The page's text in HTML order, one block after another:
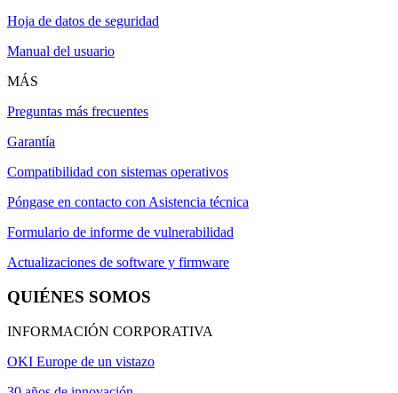
Hoja de datos de seguridad
Manual del usuario
MÁS
Preguntas más frecuentes
Garantía
Compatibilidad con sistemas operativos
Póngase en contacto con Asistencia técnica
Formulario de informe de vulnerabilidad
Actualizaciones de software y firmware
QUIÉNES SOMOS
INFORMACIÓN CORPORATIVA
OKI Europe de un vistazo